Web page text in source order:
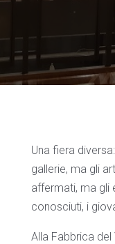
Una fiera
gallerie, ma gli
affermati, ma gli
conosciuti, i
Alla Fabbrica del